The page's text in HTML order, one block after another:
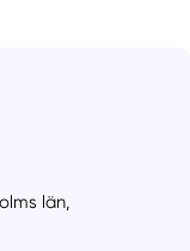
län,